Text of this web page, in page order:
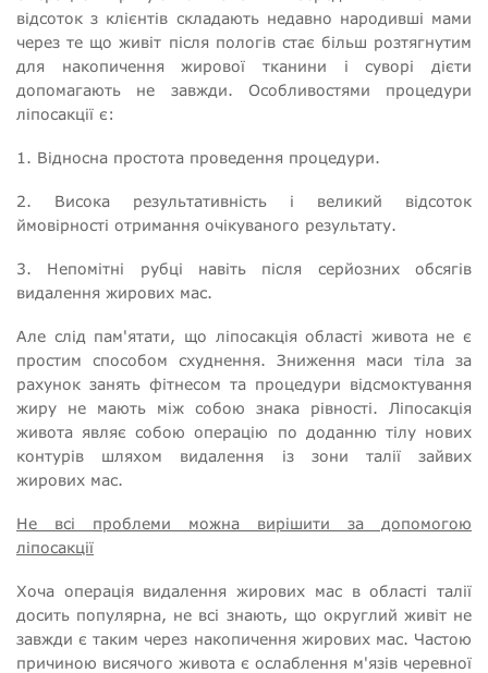
відсоток з клієнтів складають недавно народивші мами
через те що живіт після пологів стає більш розтягнутим
для накопичення жирової тканини і суворі дієти
допомагають не завжди. Особливостями процедури
ліпосакції є:
1. Відносна простота проведення процедури.
2. Висока результативність і великий відсоток
ймовірності отримання очікуваного результату.
3. Непомітні рубці навіть після серйозних обсягів
видалення жирових мас.
Але слід пам'ятати, що ліпосакція області живота не є
простим способом схуднення. Зниження маси тіла за
рахунок занять фітнесом та процедури відсмоктування
жиру не мають між собою знака рівності. Ліпосакція
живота являє собою операцію по доданню тілу нових
контурів шляхом видалення із зони талії зайвих
жирових мас.
Не всі проблеми можна вирішити за допомогою
ліпосакції
Хоча операція видалення жирових мас в області талії
досить популярна, не всі знають, що округлий живіт не
завжди є таким через накопичення жирових мас. Частою
причиною висячого живота є ослаблення м'язів черевної